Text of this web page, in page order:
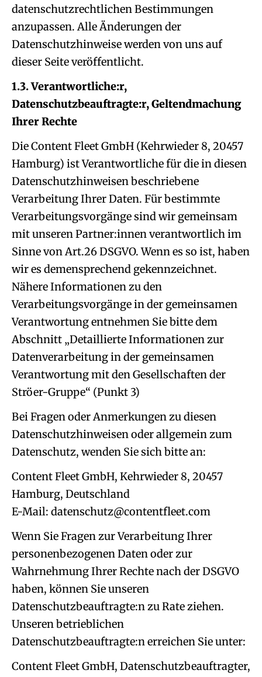
datenschutzrechtlichen Bestimmungen
anzupassen. Alle Änderungen der
Datenschutzhinweise werden von uns auf
dieser Seite veröffentlicht.
1.3. Verantwortliche:r,
Datenschutzbeauftragte:r, Geltendmachung
Ihrer Rechte
Die Content Fleet GmbH (Kehrwieder 8, 20457
Hamburg) ist Verantwortliche für die in diesen
Datenschutzhinweisen beschriebene
Verarbeitung Ihrer Daten. Für bestimmte
Verarbeitungsvorgänge sind wir gemeinsam
mit unseren Partner:innen verantwortlich im
Sinne von Art.26 DSGVO. Wenn es so ist, haben
wir es demensprechend gekennzeichnet.
Nähere Informationen zu den
Verarbeitungsvorgänge in der gemeinsamen
Verantwortung entnehmen Sie bitte dem
Abschnitt „Detaillierte Informationen zur
Datenverarbeitung in der gemeinsamen
Verantwortung mit den Gesellschaften der
Ströer-Gruppe“ (Punkt 3)
Bei Fragen oder Anmerkungen zu diesen
Datenschutzhinweisen oder allgemein zum
Datenschutz, wenden Sie sich bitte an:
Content Fleet GmbH, Kehrwieder 8, 20457
Hamburg, Deutschland
E-Mail:
Wenn Sie Fragen zur Verarbeitung Ihrer
personenbezogenen Daten oder zur
Wahrnehmung Ihrer Rechte nach der DSGVO
haben, können Sie unseren
Datenschutzbeauftragte:n zu Rate ziehen.
Unseren betrieblichen
Datenschutzbeauftragte:n erreichen Sie unter:
Content Fleet GmbH, Datenschutzbeauftragter,